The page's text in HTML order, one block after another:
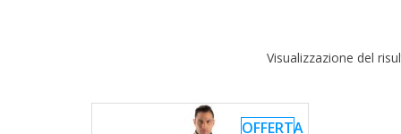
Visualizzazione del
OFFERTA